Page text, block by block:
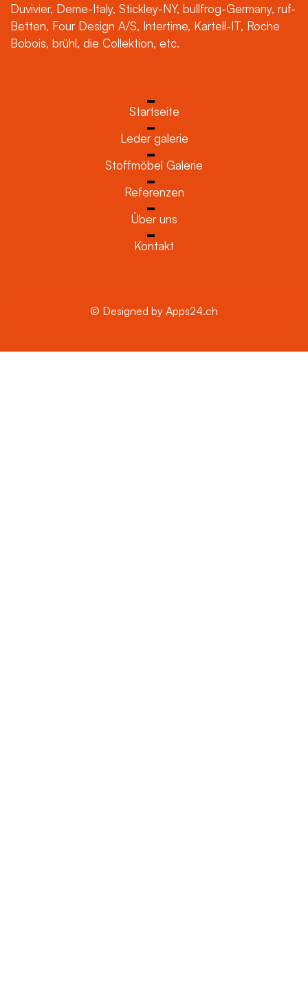
Duvivier, Deme-Italy, Stickley-NY, bullfrog-Germany, ruf-
Betten, Four Design A/S, Intertime, Kartell-IT, Roche
Bobois, brühl, die Collektion, etc.
Startseite
Leder galerie
Stoffmöbel Galerie
Referenzen
Über uns
Kontakt
© Designed by Apps24.ch